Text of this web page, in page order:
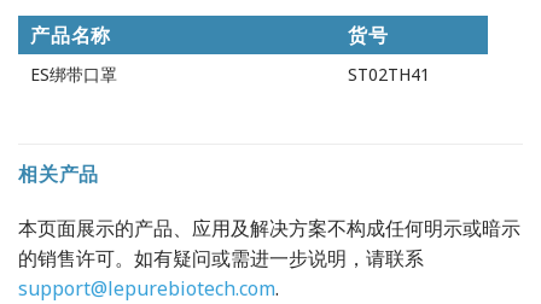
产品名称 货号
ES绑带口罩 ST02TH41
相关产品
本页面展示的产品、应用及解决方案不构成任何明示或暗示
的销售许可。如有疑问或需进一步说明，请联系
support@lepurebiotech.com.